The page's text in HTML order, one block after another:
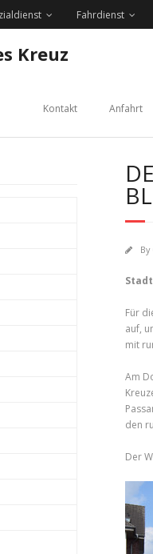
Fahrdienst
Kreuz
Kontakt Anfahrt
By
Für
auf,
mit
Am
den
Der